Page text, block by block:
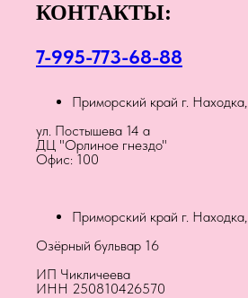
КОНТАКТЫ:
7-995-773-68-88
Приморский край г. Находка,
ул. Постышева 14 а
ДЦ "Орлиное гнездо"
Офис: 100
Приморский край г. Находка,
Озёрный бульвар 16
ИП Чикличеева
ИНН 250810426570